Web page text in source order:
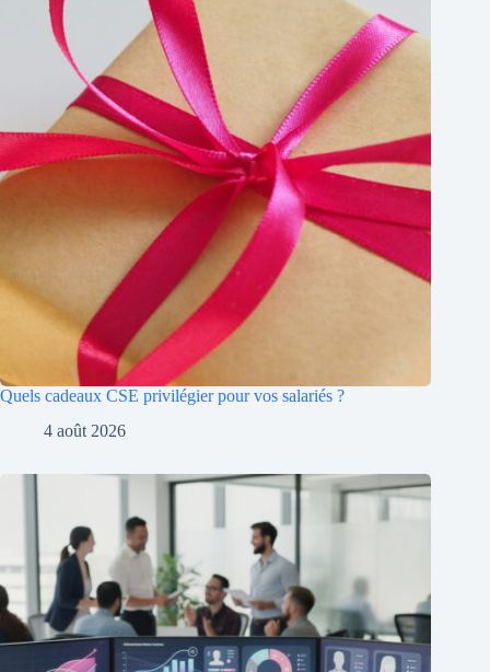
Quels cadeaux CSE privilégier pour vos salariés ?
4 août 2026